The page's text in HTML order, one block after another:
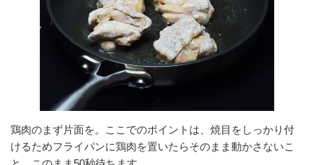
鶏肉のまず片面を。ここでのポイントは、焼目をしっかり付
けるためフライパンに鶏肉を置いたらそのまま動かさないこ